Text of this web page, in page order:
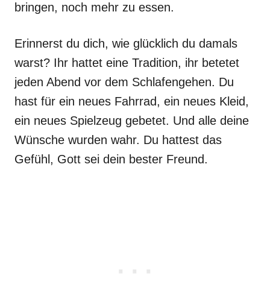
bringen, noch mehr zu essen.
Erinnerst du dich, wie glücklich du damals
warst? Ihr hattet eine Tradition, ihr betetet
jeden Abend vor dem Schlafengehen. Du
hast für ein neues Fahrrad, ein neues Kleid,
ein neues Spielzeug gebetet. Und alle deine
Wünsche wurden wahr. Du hattest das
Gefühl, Gott sei dein bester Freund.